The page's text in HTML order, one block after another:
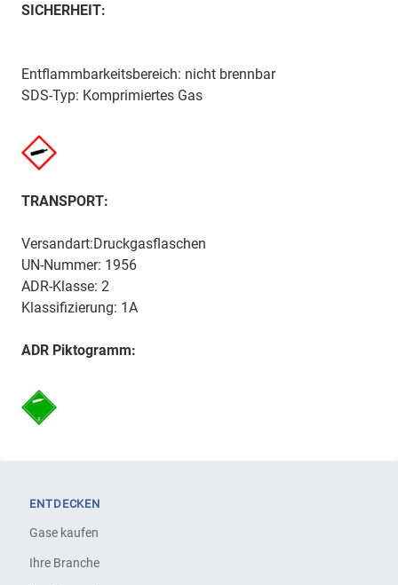
SICHERHEIT:
Entflammbarkeitsbereich: nicht brennbar
SDS-Typ: Komprimiertes Gas
TRANSPORT:
Versandart:Druckgasflaschen
UN-Nummer: 1956
ADR-Klasse: 2
Klassifizierung: 1A
ADR Piktogramm:
ENTDECKEN
Gase kaufen
Ihre Branche